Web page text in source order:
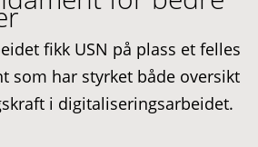
fikk USN på plass et felles
som har styrket både oversikt
i digitaliseringsarbeidet.